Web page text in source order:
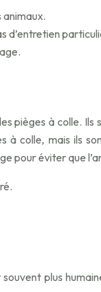
d’entretien
pièges à colle.
colle, mais ils
pour éviter que
plus